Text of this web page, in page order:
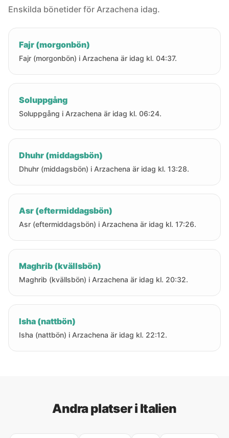
Enskilda bönetider för Arzachena idag.
Fajr (morgonbön)
Fajr (morgonbön) i Arzachena är idag kl. 04:37.
Soluppgång
Soluppgång i Arzachena är idag kl. 06:24.
Dhuhr (middagsbön)
Dhuhr (middagsbön) i Arzachena är idag kl. 13:28.
Asr (eftermiddagsbön)
Asr (eftermiddagsbön) i Arzachena är idag kl. 17:26.
Maghrib (kvällsbön)
Maghrib (kvällsbön) i Arzachena är idag kl. 20:32.
Isha (nattbön)
Isha (nattbön) i Arzachena är idag kl. 22:12.
Andra platser i Italien